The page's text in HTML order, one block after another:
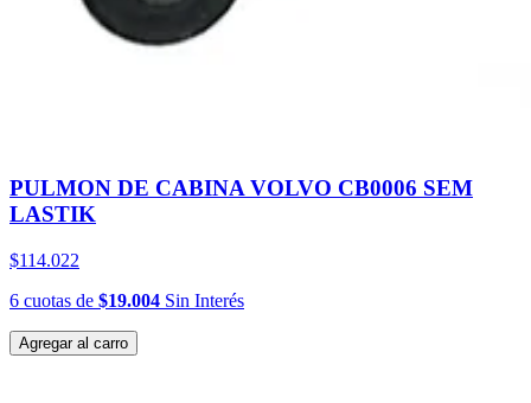
PULMON DE CABINA VOLVO CB0006 SEM
LASTIK
$114.022
6 cuotas de $19.004 Sin Interés
Agregar al carro